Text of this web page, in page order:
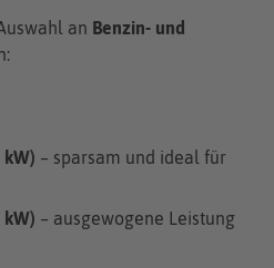
an Benzin- und
kW) – sparsam und ideal für
kW) – ausgewogene Leistung